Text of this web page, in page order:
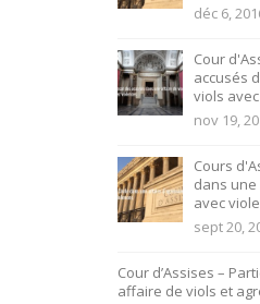
déc 6,
Cour
accusés
viols
nov 19,
Cours
dans
avec
sept 20,
Cour d’Assises –
affaire de viols et